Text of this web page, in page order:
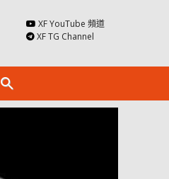
XF YouTube 頻道
XF TG Channel
search